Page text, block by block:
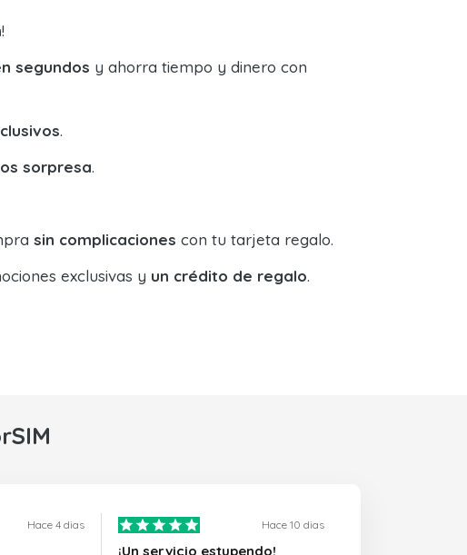
!
segundos y ahorra tiempo y dinero con
.
sorpresa.
sin complicaciones con tu tarjeta regalo.
exclusivas y un crédito de regalo.
Hace 4 dias Hace 10 dias
¡Un servicio estupendo!